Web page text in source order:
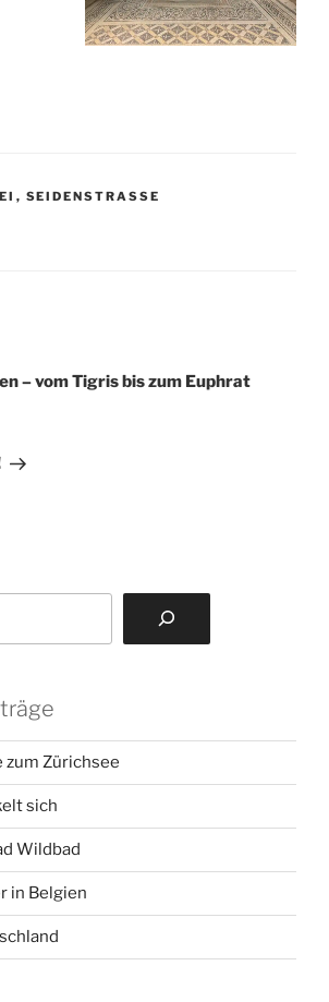
, SEIDENSTRASSE
– vom Tigris bis zum Euphrat
zum Zürichsee
sich
Wildbad
in Belgien